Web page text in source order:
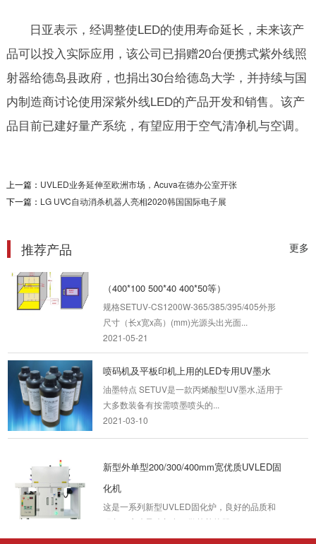
日亚表示，经调整使LED的使用寿命延长，未来该产
品可以投入实际应用，该公司已捐赠20台便携式紫外线照
射器给德岛县政府，也捐出30台给德岛大学，并持续与国
内制造商讨论使用深紫外线LED的产品开发和销售。该产
品目前已建好量产系统，有望应用于空气清净机与空调。
上一篇： UVLED业务延伸至欧洲市场，Acuva在德办公室开张
下一篇： LG UVC自动消杀机器人亮相2020韩国国际电子展
更多
推荐产品
产品说明：180mm固化机 技术参数及特点产品
型号Setuv-G180-18050产品尺寸10...
2021-09-16
产品说明： 200mm超长型固化机 技术参数及特
点产品型号Setuv-G200p-6000200...
产生紫外光的半导体发光器件，...
（400*100 500*40 400*50等）
规格SETUV-CS1200W-365/385/395/405外形
尺寸（长x宽x高）(mm)光源头出光面...
2021-05-21
喷码机及平板印机上用的LED专用UV墨水
油墨特点 SETUV是一款丙烯酸型UV墨水,适用于
大多数装备有按需喷墨喷头的...
2021-03-10
新型外单型200/300/400mm宽优质UVLED固
化机
这是一系列新型UVLED固化炉，良好的品质和
服务，水冷风冷都有，做外单的朋...